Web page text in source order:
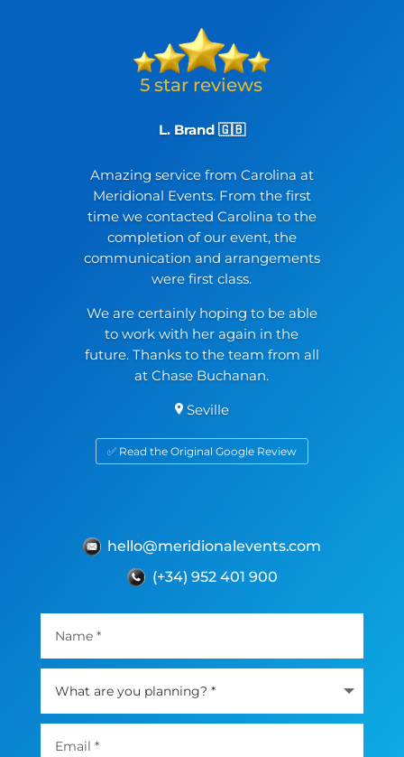
L. Brand 🇬🇧
Amazing service from Carolina at
Meridional Events. From the first
time we contacted Carolina to the
completion of our event, the
communication and arrangements
were first class.
We are certainly hoping to be able
to work with her again in the
future. Thanks to the team from all
at Chase Buchanan.
Seville
✅ Read the Original Google Review